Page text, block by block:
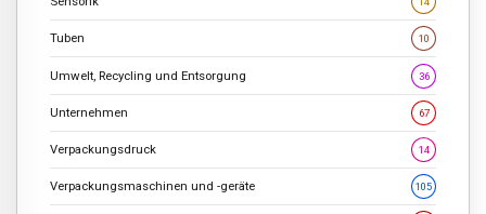
Tuben 10
Umwelt, Recycling und Entsorgung 36
Unternehmen 67
Verpackungsdruck 14
Verpackungsmaschinen und -geräte 105